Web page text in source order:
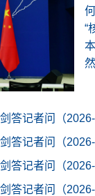
“
答记者问（2026-
答记者问（2026-
答记者问（2026-
答记者问（2026-